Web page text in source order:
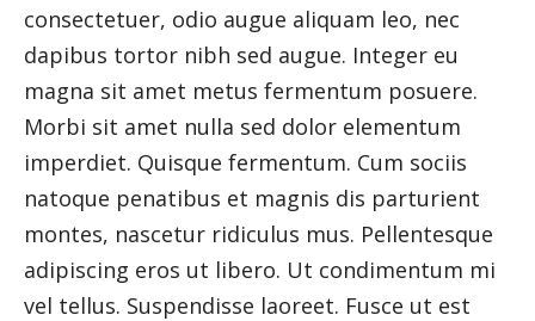
consectetuer, odio augue aliquam leo, nec
dapibus tortor nibh sed augue. Integer eu
magna sit amet metus fermentum posuere.
Morbi sit amet nulla sed dolor elementum
imperdiet. Quisque fermentum. Cum sociis
natoque penatibus et magnis dis parturient
montes, nascetur ridiculus mus. Pellentesque
adipiscing eros ut libero. Ut condimentum mi
vel tellus. Suspendisse laoreet. Fusce ut est